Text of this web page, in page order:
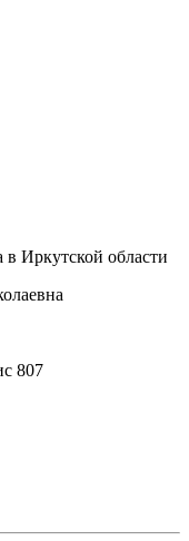
Иркутской области
807